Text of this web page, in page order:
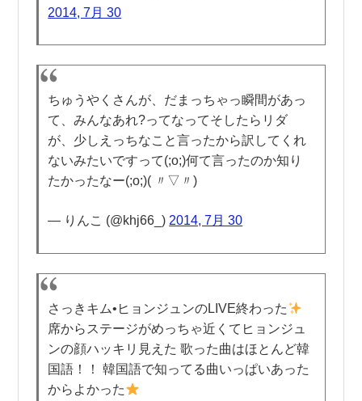
2014, 7月 30
ちゅうやくさんが、だまっちゃっ瞬間があっ
て、みんなあれ?ってなってそしたらリダ
が、少しえっちなこと言ったから訳してくれ
ないみたいですって(;o;)何て言ったのか知り
たかったなー(;o;)( 〃▽〃)
— りんこ (@khj66_)2014, 7月 30
さっきキム•ヒョンジュンのLIVE終わった
席からステージがめっちゃ近くてヒョンジュ
ンの顔ハッキリ見えた 歌った曲はほとんど韓
国語！！ 韓国語で知ってる曲いっぱいあった
からよかった